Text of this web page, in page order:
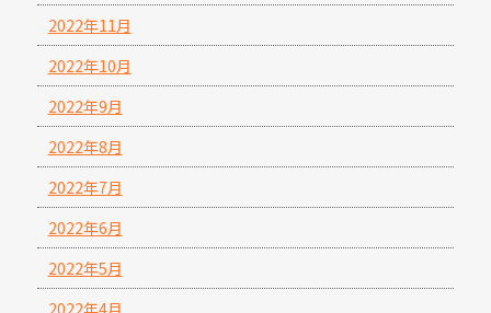
2022年11月
2022年10月
2022年9月
2022年8月
2022年7月
2022年6月
2022年5月
2022年4月